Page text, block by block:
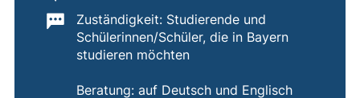
Wichtige Informationen:
Zuständigkeit: Studierende und
Schülerinnen/Schüler, die in Bayern
studieren möchten
Beratung: auf Deutsch und Englisch